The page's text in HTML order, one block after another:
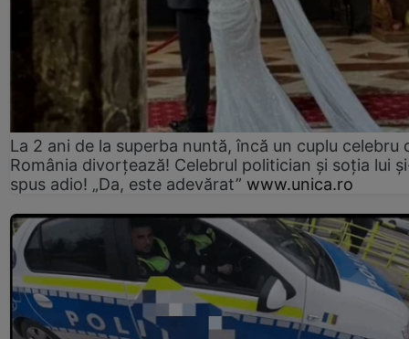
La 2 ani de la superba nuntă, încă un cuplu celebru
România divorțează! Celebrul politician și soția lui
spus adio! „Da, este adevărat” www.unica.ro